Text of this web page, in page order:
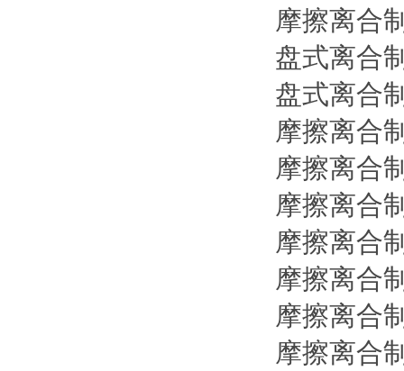
摩擦离合
盘式离合
盘式离合
摩擦离合
摩擦离合
摩擦离合
摩擦离合
摩擦离合
摩擦离合
摩擦离合